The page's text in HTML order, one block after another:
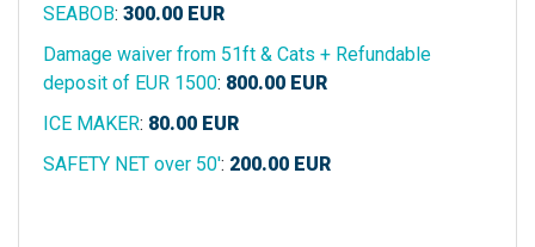
SEABOB: 300.00 EUR
Damage waiver from 51ft & Cats + Refundable
deposit of EUR 1500: 800.00 EUR
ICE MAKER: 80.00 EUR
SAFETY NET over 50': 200.00 EUR